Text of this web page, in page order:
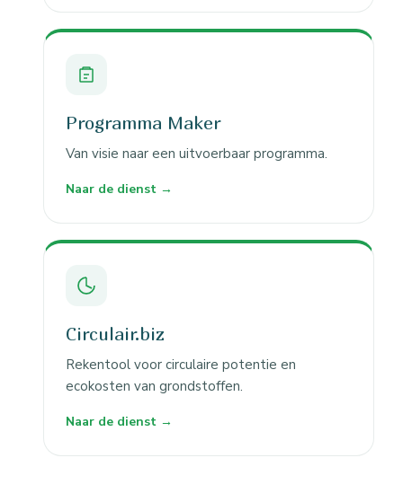
Programma Maker
Van visie naar een uitvoerbaar programma.
Naar de dienst →
Circulair.biz
Rekentool voor circulaire potentie en
ecokosten van grondstoffen.
Naar de dienst →